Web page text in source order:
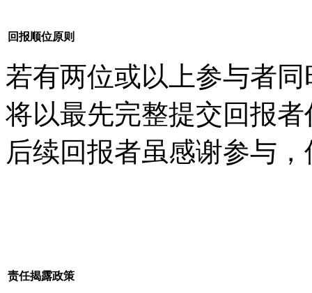
回报顺位原则
若有两位或以上参与者
将以最先完整提交回报
后续回报者虽感谢参与
责任揭露政策